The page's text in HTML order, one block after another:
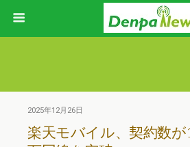
2025年12月26日
楽天モバイル、契約数が